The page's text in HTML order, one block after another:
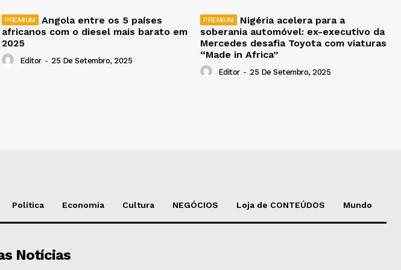
Angola entre os 5 países
africanos com o diesel mais barato em
2025
Editor - 25 De Setembro, 2025
Nigéria acelera para a
soberania automóvel: ex-executivo da
Mercedes desafia Toyota com viaturas
“Made in Africa”
Editor - 25 De Setembro, 2025
Política Economia Cultura NEGÓCIOS Loja de CONTEÚDOS Mundo
Notícias